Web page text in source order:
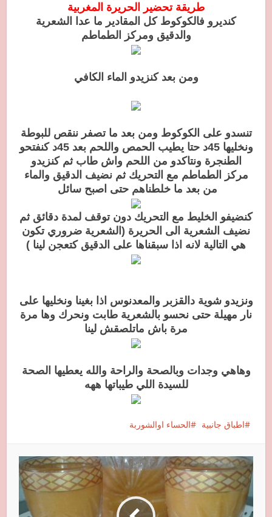
طريقة تحضير الحريرة المغربية
كنديرو فالكوكوط كل المقادير ما عدا الشعرية
والدقيق ومركز الطماطم
ومن بعد كنزيدو الماء الكافي
تنسدو على الكوكوط ومن بعد ما تصفر ننقص للبوطة
ونخليها 45د حتا يطيب الحمص واللحم بعد 45د كنفتحو
الطنجرة ونتاكدو من اللحم واش طاب ثم كنزيدو
مركز الطماطم مع التحريك ثم نضيف الدقيق والماء
من بعد ما خلطناهم حتى اصبح سائل
كنضيفو الخليط مع التحريك دون توقف لمدة دقائق ثم
نضيف الشعرية الى الحريرة (الشعرية ضروري تكون
هي التالية لانه اذا سبقناها على الدقيق كتعجن لينا )
ونزيدو شوية دالقزبر والمعدنوس اذا بغينا ونخليها على
نار مهيلة حتى نحسو بالشعرية طابت ونحرك وها مرة
مرة باش ماتلصقش لينا
وهاهي وجدات وبالصحة والراحة والله يعطيها الصحة
للسيدة اللي طيباتها ههه
اطباق جانبية الحساء اوالشوربة